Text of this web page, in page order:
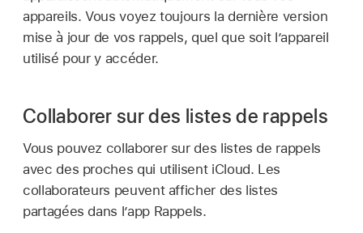
appareils. Vous voyez toujours la dernière version
mise à jour de vos rappels, quel que soit l’appareil
utilisé pour y accéder.
Collaborer sur des listes de rappels
Vous pouvez collaborer sur des listes de rappels
avec des proches qui utilisent iCloud. Les
collaborateurs peuvent afficher des listes
partagées dans l’app Rappels.